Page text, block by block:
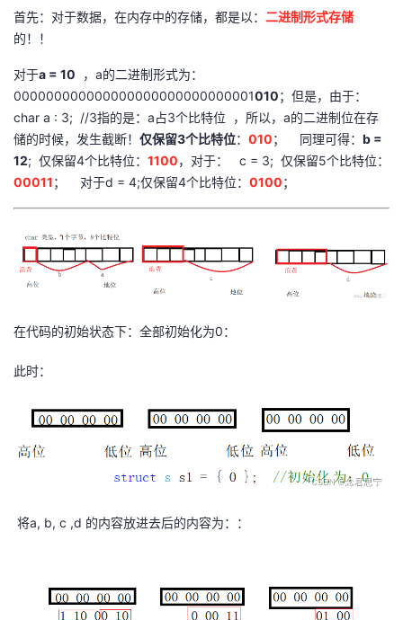
首先：对于数据，在内存中的存储，都是以： 二进制形式存储
的！！
对于a = 10 ，a的二进制形式为：
000000000000000000000000000001010；但是，由于：
char a : 3; //3指的是：a占3个比特位 ，所以，a的二进制位在存
储的时候，发生截断！ 仅保留3个比特位： 010； 同理可得： b =
12; 仅保留4个比特位： 1100，对于： c = 3; 仅保留5个比特位：
00011； 对于d = 4;仅保留4个比特位： 0100；
在代码的初始状态下：全部初始化为0：
此时：
将a, b, c ,d 的内容放进去后的内容为：：